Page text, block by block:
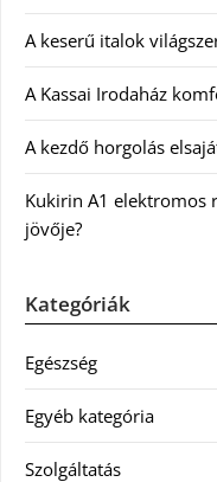
A keserű italok
A Kassai Irodaház
A kezdő horgolás
Kukirin A1 elektromos
jövője?
Kategóriák
Egészség
Egyéb kategória
Szolgáltatás